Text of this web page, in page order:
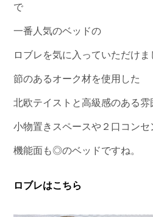
で
一番人気のベッドの
ロブレを気に入っていただけま
節のあるオーク材を使用した
北欧テイストと高級感のある雰
小物置きスペースや２口コンセ
機能面も◎のベッドですね。
ロブレはこちら